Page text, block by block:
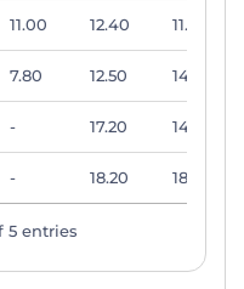
11.00 12.40 11.20
7.80 12.50 14.50
- 17.20 14.90
- 18.20 18.30
5 entries